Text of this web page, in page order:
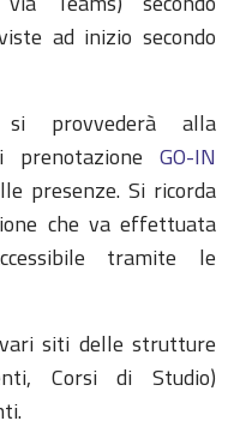
ad inizio secondo
provvederà alla
prenotazione GO-IN
presenze. Si ricorda
che va effettuata
tramite le
siti delle strutture
Corsi di Studio)